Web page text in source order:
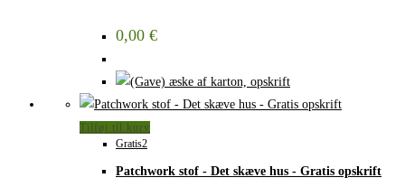
0,00 €
Tilføj til kurv
Gratis2
Patchwork stof​ - Det skæve hus - Gratis opskrift